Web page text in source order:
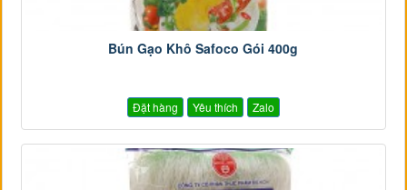
Bún Gạo Khô Safoco Gói 400g
Đặt hàng Yêu thích Zalo